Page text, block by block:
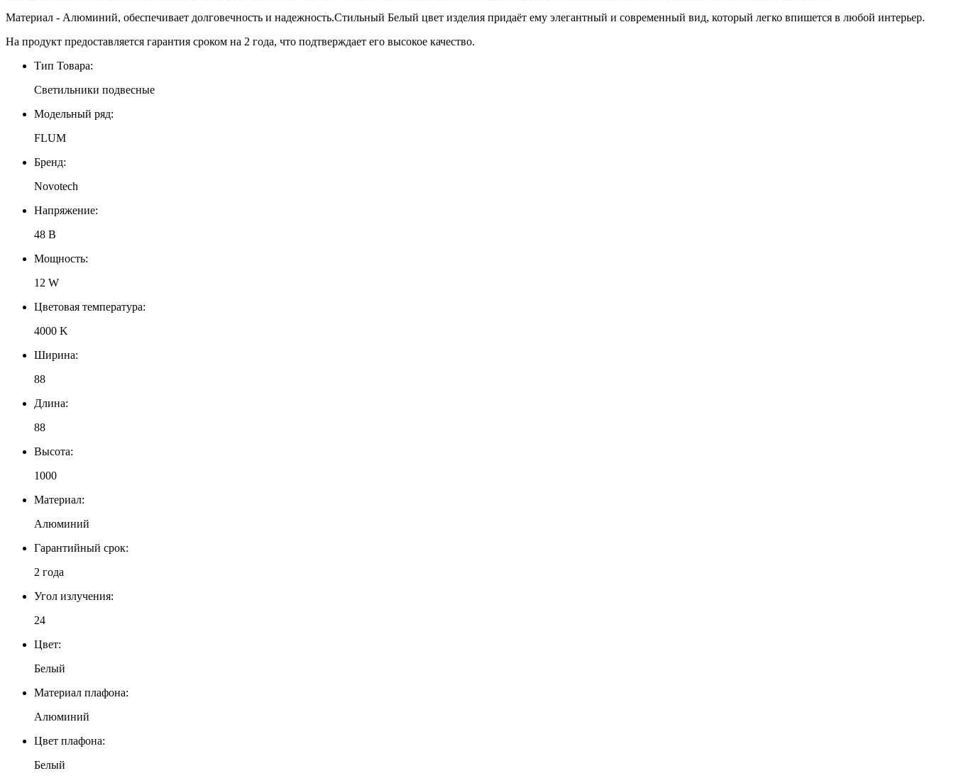
Материал - Алюминий, обеспечивает долговечность и надежность.Стильный Белый цвет изделия придаёт ему элегантный и современный вид, который легко впишется в любой интерьер.
На продукт предоставляется гарантия сроком на 2 года, что подтверждает его высокое качество.
Тип Товара:
Светильники подвесные
Модельный ряд:
FLUM
Бренд:
Novotech
Напряжение:
48 В
Мощность:
12 W
Цветовая температура:
4000 K
Ширина:
88
Длина:
88
Высота:
1000
Материал:
Алюминий
Гарантийный срок:
2 года
Угол излучения:
24
Цвет:
Белый
Материал плафона:
Алюминий
Цвет плафона:
Белый